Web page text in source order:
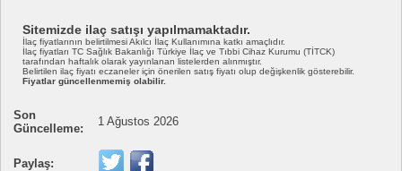
Sitemizde ilaç satışı yapılmamaktadır.
İlaç fiyatlarının belirtilmesi Akılcı İlaç Kullanımına katkı amaçlıdır.
İlaç fiyatları TC Sağlık Bakanlığı Türkiye İlaç ve Tıbbi Cihaz Kurumu (TİTCK)
tarafından haftalık olarak yayınlanan listelerden alınmıştır.
Belirtilen ilaç fiyatı eczaneler için önerilen satış fiyatı olup değişkenlik gösterebilir.
Fiyatlar güncellenmemiş olabilir.
Son
Güncelleme:
1 Ağustos 2026
Paylaş: